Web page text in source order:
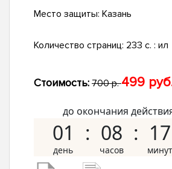
Место защиты: Казань
Количество страниц: 233 с. : ил
Стоимость: 700 р.499
до окончания
01 08 17